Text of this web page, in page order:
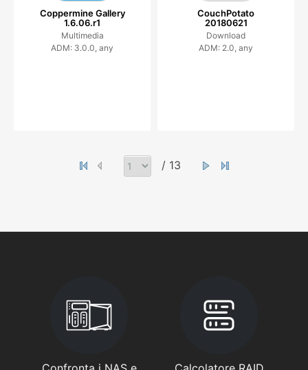
Coppermine Gallery
1.6.06.r1
Multimedia
ADM: 3.0.0, any
CouchPotato
20180621
Download
ADM: 2.0, any
/ 13